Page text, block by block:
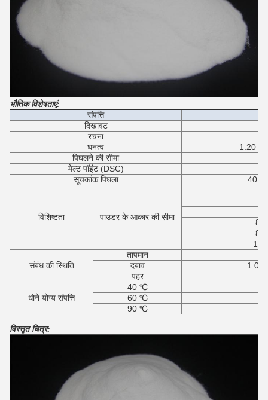
भौतिक विशेषताएं:
संपत्ति
दिखावट
रचना
घनत्व
1.20 2
पिघलने की सीमा
मेल्ट पॉइंट (DSC)
सूचकांक पिघला
40 ±
विशिष्टता पाउडर के आकार की सीमा
0-
0-
संबंध की स्थिति
तापमान
दबाव
1.0-
पहर
धोने योग्य संपत्ति
40 ℃
60 ℃
90 ℃
विस्तृत चित्र: